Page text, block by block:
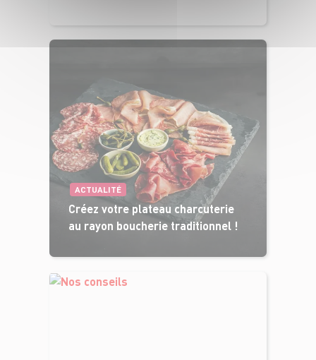
ACTUALITÉ
Créez votre plateau charcuterie
au rayon boucherie traditionnel !